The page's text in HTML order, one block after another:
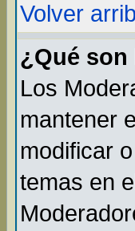
Volver
¿Qué son
Los
mantener
modificar
temas en